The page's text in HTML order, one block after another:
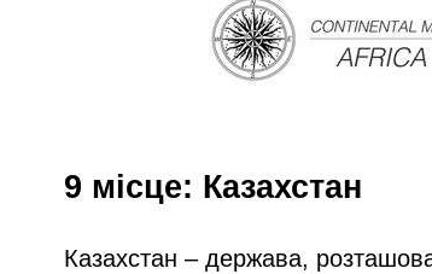
9 місце: Казахстан
Казахстан – держава,